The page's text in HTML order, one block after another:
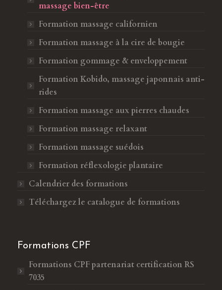
massage bien-être
Formation massage californien
Formation massage à la cire de bougie
Formation gommage & enveloppement
Formation Kobido, massage japonnais anti-
rides
Formation massage aux pierres chaudes
Formation massage relaxant
Formation massage suédois
Formation réflexologie plantaire
Calendrier des formations
Téléchargez le catalogue de formations
Formations CPF
Formations CPFpartenariat certification RS
7035